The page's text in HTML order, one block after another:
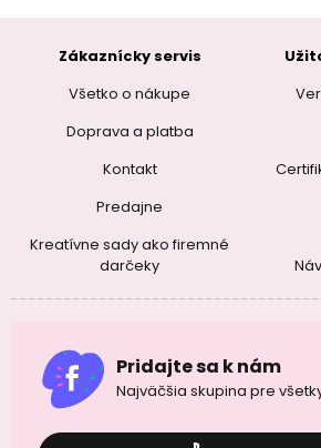
Zákaznícky servis
Všetko o nákupe
Doprava a platba
Kontakt
Predajne
Kreatívne sady ako firemné
darčeky
Pridajte sa k nám
Najväčšia skupina pre